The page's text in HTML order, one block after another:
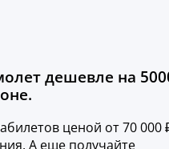
дешевле на
ценой от 70 000
А еще получайте